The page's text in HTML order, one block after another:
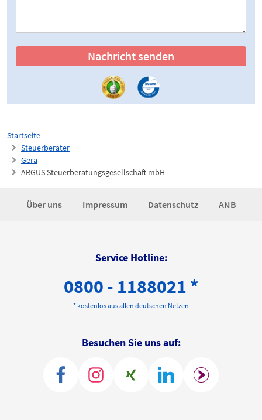
Startseite
Steuerberater
Gera
ARGUS Steuerberatungsgesellschaft mbH
Nachricht senden
Über uns Impressum Datenschutz ANB
Service Hotline:
0800 - 1188021 *
* kostenlos aus allen deutschen Netzen
Besuchen Sie uns auf: